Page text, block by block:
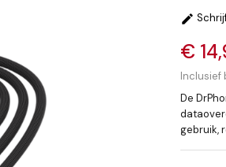

€
Inclusief
De
gebruik,